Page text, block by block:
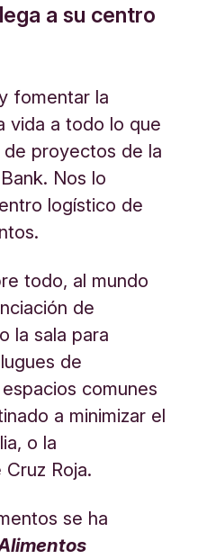
a su centro
fomentar la
vida a todo lo que
de proyectos de la
Nos lo
logístico de
todo, al mundo
de
la sala para
de
comunes
a minimizar el
o la
Roja.
se ha